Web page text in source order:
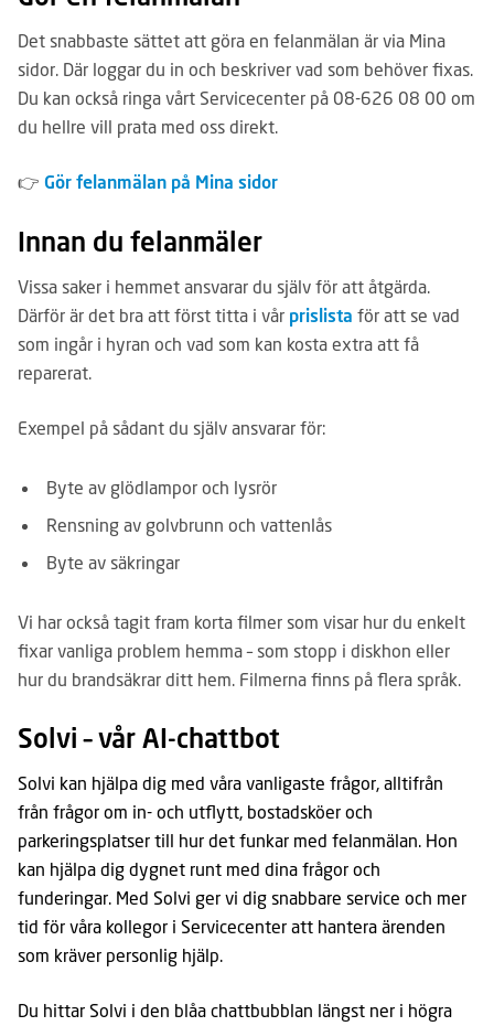
Det snabbaste sättet att göra en felanmälan är via Mina
sidor. Där loggar du in och beskriver vad som behöver fixas.
Du kan också ringa vårt Servicecenter på 08-626 08 00 om
du hellre vill prata med oss direkt.
👉 Gör felanmälan på Mina sidor
Innan du felanmäler
Vissa saker i hemmet ansvarar du själv för att åtgärda.
Därför är det bra att först titta i vår prislista för att se vad
som ingår i hyran och vad som kan kosta extra att få
reparerat.
Exempel på sådant du själv ansvarar för:
Byte av glödlampor och lysrör
Rensning av golvbrunn och vattenlås
Byte av säkringar
Vi har också tagit fram korta filmer som visar hur du enkelt
fixar vanliga problem hemma – som stopp i diskhon eller
hur du brandsäkrar ditt hem. Filmerna finns på flera språk.
Solvi – vår AI-chattbot
Solvi kan hjälpa dig med våra vanligaste frågor, alltifrån
från frågor om in- och utflytt, bostadsköer och
parkeringsplatser till hur det funkar med felanmälan. Hon
kan hjälpa dig dygnet runt med dina frågor och
funderingar. Med Solvi ger vi dig snabbare service och mer
tid för våra kollegor i Servicecenter att hantera ärenden
som kräver personlig hjälp.
Du hittar Solvi i den blåa chattbubblan längst ner i högra